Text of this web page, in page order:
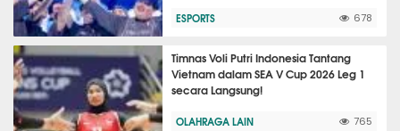
ESPORTS 678
Timnas Voli Putri Indonesia Tantang
Vietnam dalam SEA V Cup 2026 Leg 1
secara Langsung!
OLAHRAGA LAIN 765